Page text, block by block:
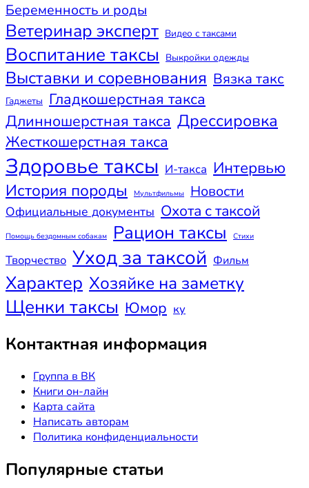
Беременность и роды
Ветеринар эксперт Видео с таксами
Воспитание таксы Выкройки одежды
Выставки и соревнования Вязка такс
Гаджеты Гладкошерстная такса
Длинношерстная такса Дрессировка
Жесткошерстная такса
Здоровье таксы И-такса Интервью
История породы Мультфильмы Новости
Официальные документы Охота с таксой
Помощь бездомным собакам Рацион таксы Стихи
Творчество Уход за таксой Фильм
Характер Хозяйке на заметку
Щенки таксы Юмор ку
Контактная информация
Группа в ВК
Книги он-лайн
Карта сайта
Написать авторам
Политика конфиденциальности
Популярные статьи